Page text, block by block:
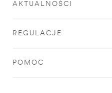
AKTUALNOŚCI
REGULACJE
POMOC